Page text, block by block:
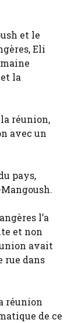
et le
Eli
la
réunion,
avec un
pays,
l’a
et non
avait
rue dans
réunion
de ce